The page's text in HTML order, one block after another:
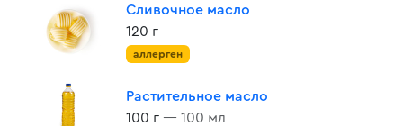
Сливочное масло
120 г
аллерген
Растительное масло
100 г — 100 мл